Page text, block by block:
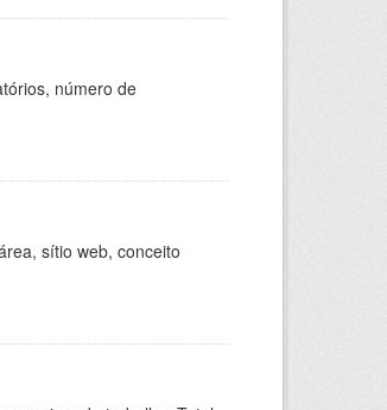
número de
sítio web, conceito